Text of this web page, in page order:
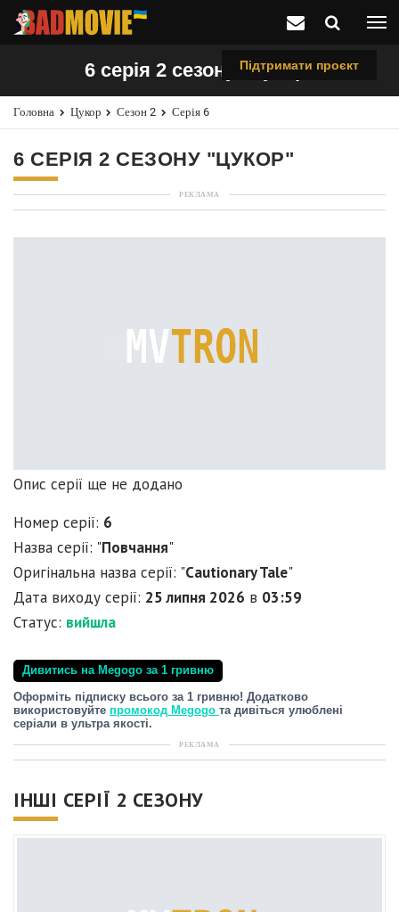
Підтримати проєкт
6 серія 2 сезону "цукор"
Головна Цукор Сезон 2 Серія 6
6 СЕРІЯ 2 СЕЗОНУ "ЦУКОР"
РЕКЛАМА
Опис серії ще не додано
Номер серії: 6
Назва серії: "Повчання"
Оригінальна назва серії: "Cautionary Tale"
Дата виходу серії: 25 липня 2026 в 03:59
Статус: вийшла
Дивитись на Megogo за 1 гривню
Оформіть підписку всього за 1 гривню! Додатково
використовуйте промокод Megogo та дивіться улюблені
серіали в ультра якості.
РЕКЛАМА
ІНШІ СЕРІЇ 2 СЕЗОНУ